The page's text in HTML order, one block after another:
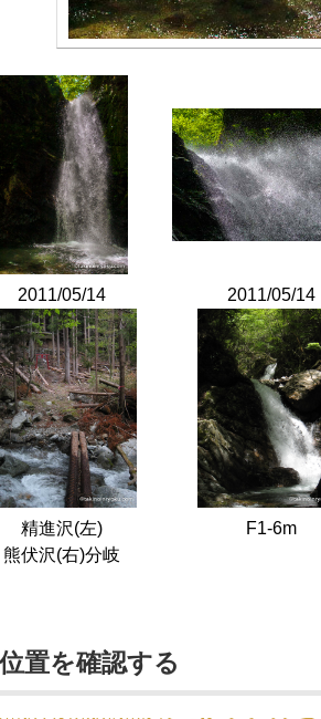
2011/05/14 2011/05/14
精進沢(左)
熊伏沢(右)分岐
F1-6m
置を確認する